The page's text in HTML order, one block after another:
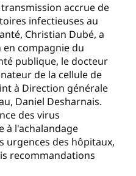
accrue de
infectieuses au
Christian Dubé, a
compagnie du
publique, le docteur
de la cellule de
à Direction générale
Daniel Desharnais.
des virus
à l'achalandage
urgences des hôpitaux,
recommandations